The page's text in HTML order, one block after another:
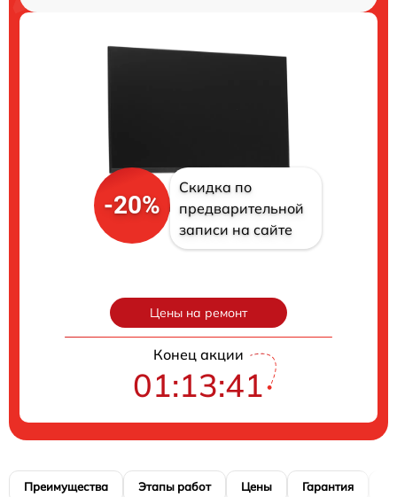
-20%
Скидка по
предварительной
записи на сайте
Цены на ремонт
Конец акции
01:13:40
Преимущества Этапы работ Цены Гарантия